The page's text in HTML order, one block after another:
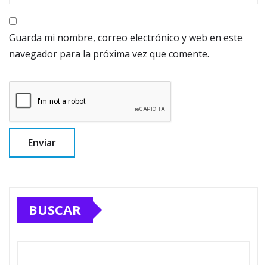
Guarda mi nombre, correo electrónico y web en este
navegador para la próxima vez que comente.
BUSCAR